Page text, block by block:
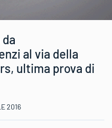
al via della
ultima prova di
2016